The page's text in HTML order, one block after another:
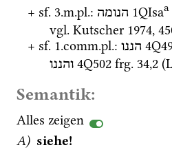
+ sf. 3.m.pl.: הנומה 1QIsaa
vgl. Kutscher 1974,
+ sf. 1.comm.pl.: הננו
והננו 4Q502 frg. 34,2 (
Semantik:
Alles zeigen
A) siehe!